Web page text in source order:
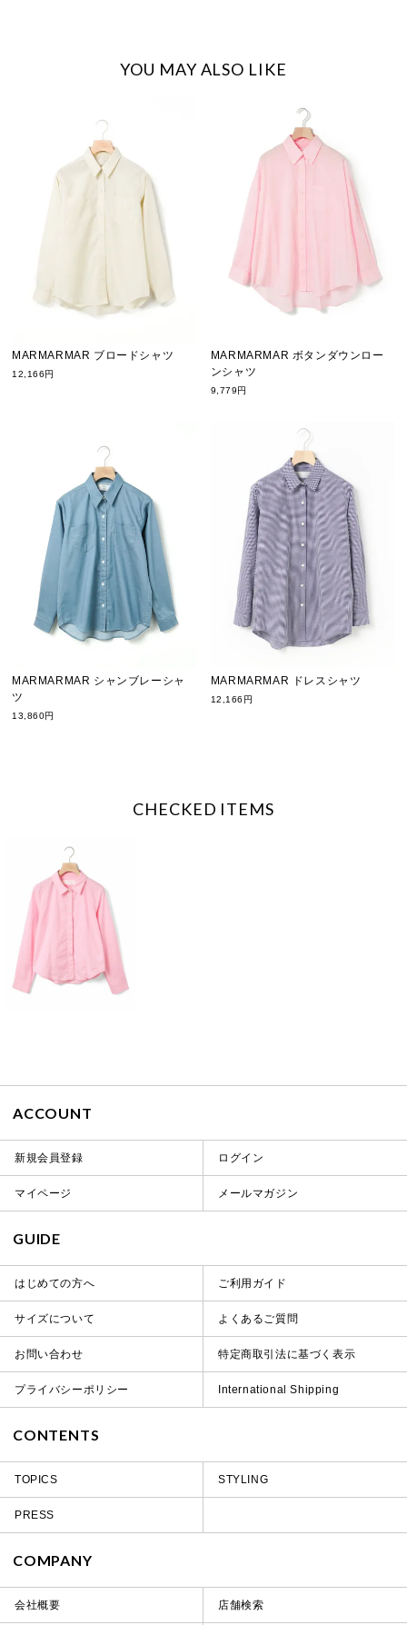
YOU MAY ALSO LIKE
MARMARMAR ブロードシャツ
12,166円
MARMARMAR ボタンダウンロー
ンシャツ
9,779円
MARMARMAR シャンブレーシャ
ツ
13,860円
MARMARMAR ドレスシャツ
12,166円
CHECKED ITEMS
ACCOUNT
新規会員登録 ログイン
マイページ メールマガジン
GUIDE
はじめての方へ ご利用ガイド
サイズについて よくあるご質問
お問い合わせ 特定商取引法に基づく表示
プライバシーポリシー International Shipping
CONTENTS
TOPICS STYLING
PRESS
COMPANY
会社概要 店舗検索